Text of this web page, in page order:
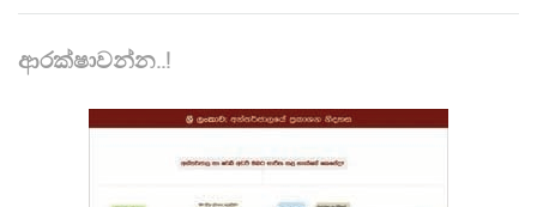
ආරක්ෂාවන්න..!